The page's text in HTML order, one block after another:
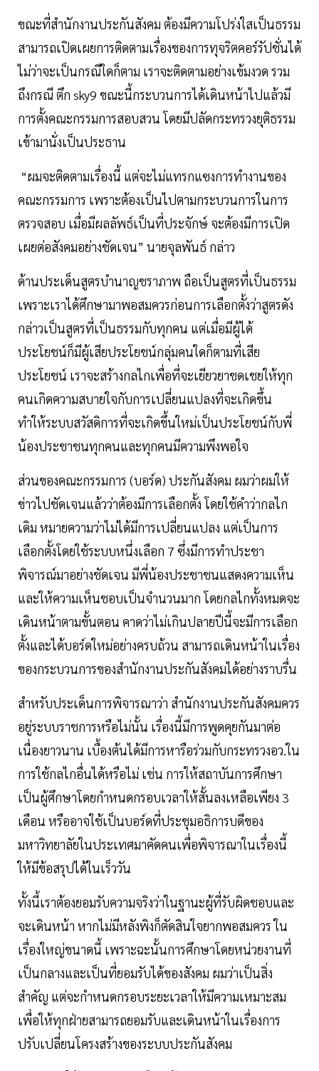
ขณะที่สำนักงานประกันสังคม ต้องมีความโปร่งใสเป็นธรรม
สามารถเปิดเผยการติดตามเรื่องของการทุจริตคอร์รัปชั่นได้
ไม่ว่าจะเป็นกรณีใดก็ตาม เราจะติดตามอย่างเข้มงวด รวม
ถึงกรณี ตึก sky9 ขณะนี้กระบวนการได้เดินหน้าไปแล้วมี
การตั้งคณะกรรมการสอบสวน โดยมีปลัดกระทรวงยุติธรรม
เข้ามานั่งเป็นประธาน
“ผมจะติดตามเรื่องนี้ แต่จะไม่แทรกแซงการทำงานของ
คณะกรรมการ เพราะต้องเป็นไปตามกระบวนการในการ
ตรวจสอบ เมื่อมีผลลัพธ์เป็นที่ประจักษ์ จะต้องมีการเปิด
เผยต่อสังคมอย่างชัดเจน” นายจุลพันธ์ กล่าว
ด้านประเด็นสูตรบำนาญชราภาพ ถือเป็นสูตรที่เป็นธรรม
เพราะเราได้ศึกษามาพอสมควรก่อนการเลือกตั้งว่าสูตรดัง
กล่าวเป็นสูตรที่เป็นธรรมกับทุกคน แต่เมื่อมีผู้ได้
ประโยชน์ก็มีผู้เสียประโยชน์กลุ่มคนใดก็ตามที่เสีย
ประโยชน์ เราจะสร้างกลไกเพื่อที่จะเยียวยาชดเชยให้ทุก
คนเกิดความสบายใจกับการเปลี่ยนแปลงที่จะเกิดขึ้น
ทำให้ระบบสวัสดิการที่จะเกิดขึ้นใหม่เป็นประโยชน์กับพี่
น้องประชาชนทุกคนและทุกคนมีความพึงพอใจ
ส่วนของคณะกรรมการ (บอร์ด) ประกันสังคม ผมว่าผมให้
ข่าวไปชัดเจนแล้วว่าต้องมีการเลือกตั้ง โดยใช้คำว่ากลไก
เดิม หมายความว่าไม่ได้มีการเปลี่ยนแปลง แต่เป็นการ
เลือกตั้งโดยใช้ระบบหนึ่งเลือก 7 ซึ่งมีการทำประชา
พิจารณ์มาอย่างชัดเจน มีพี่น้องประชาชนแสดงความเห็น
และให้ความเห็นชอบเป็นจำนวนมาก โดยกลไกทั้งหมดจะ
เดินหน้าตามขั้นตอน คาดว่าไม่เกินปลายปีนี้จะมีการเลือก
ตั้งและได้บอร์ดใหม่อย่างครบถ้วน สามารถเดินหน้าในเรื่อง
ของกระบวนการของสำนักงานประกันสังคมได้อย่างราบรื่น
สำหรับประเด็นการพิจารณาว่า สำนักงานประกันสังคมควร
อยู่ระบบราชการหรือไม่นั้น เรื่องนี้มีการพูดคุยกันมาต่อ
เนื่องยาวนาน เบื้องต้นได้มีการหารือร่วมกับกระทรวงอว.ใน
การใช้กลไกอื่นได้หรือไม่ เช่น การให้สถาบันการศึกษา
เป็นผู้ศึกษาโดยกำหนดกรอบเวลาให้สั้นลงเหลือเพียง 3
เดือน หรืออาจใช้เป็นบอร์ดที่ประชุมอธิการบดีของ
มหาวิทยาลัยในประเทศมาคัดคนเพื่อพิจารณาในเรื่องนี้
ให้มีข้อสรุปได้ในเร็ววัน
ทั้งนี้เราต้องยอมรับความจริงว่าในฐานะผู้ที่รับผิดชอบและ
จะเดินหน้า หากไม่มีหลังพิงก็ตัดสินใจยากพอสมควร ใน
เรื่องใหญ่ขนาดนี้ เพราะฉะนั้นการศึกษาโดยหน่วยงานที่
เป็นกลางและเป็นที่ยอมรับได้ของสังคม ผมว่าเป็นสิ่ง
สำคัญ แต่จะกำหนดกรอบระยะเวลาให้มีความเหมาะสม
เพื่อให้ทุกฝ่ายสามารถยอมรับและเดินหน้าในเรื่องการ
ปรับเปลี่ยนโครงสร้างของระบบประกันสังคม